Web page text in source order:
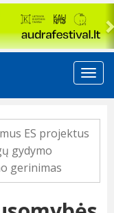
ES projektus
gydymo
gerinimas